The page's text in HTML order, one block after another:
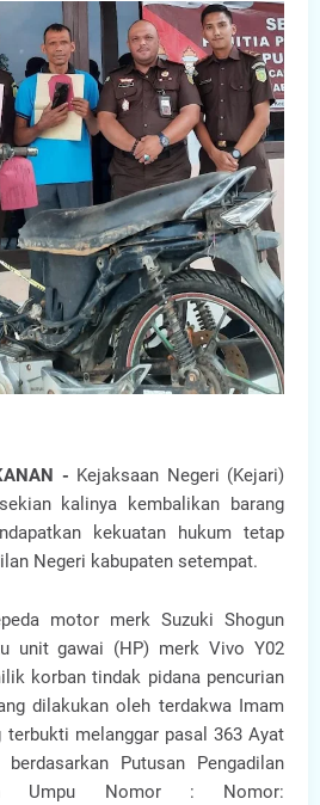
- Kejaksaan Negeri (Kejari)
kalinya kembalikan barang
kekuatan hukum tetap
Negeri kabupaten setempat.
motor merk Suzuki Shogun
unit gawai (HP) merk Vivo Y02
korban tindak pidana pencurian
dilakukan oleh terdakwa Imam
terbukti melanggar pasal 363 Ayat
Putusan Pengadilan
Umpu Nomor : Nomor: